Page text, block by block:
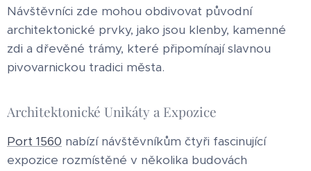
Návštěvníci zde mohou obdivovat původní
architektonické prvky, jako jsou klenby, kamenné
zdi a dřevěné trámy, které připomínají slavnou
pivovarnickou tradici města.
Architektonické Unikáty a Expozice
Port 1560 nabízí návštěvníkům čtyři fascinující
expozice rozmístěné v několika budovách